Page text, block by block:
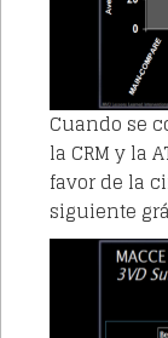
Cuando se
la CRM y la
favor de la
siguiente